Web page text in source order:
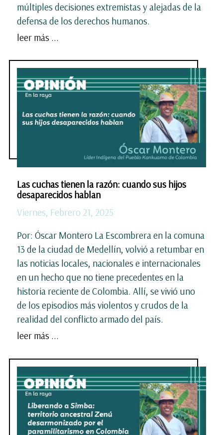
múltiples decisiones extremistas y alejadas de la
defensa de los derechos humanos.
leer más ...
Las cuchas tienen la razón: cuando sus hijos
desaparecidos hablan
Viernes, Febrero 21, 2025
Por: Óscar Montero La Escombrera en la comuna
13 de la ciudad de Medellín, volvió a retumbar en
las noticias locales, nacionales e internacionales
en un hecho que no tiene precedentes en la
historia reciente de Colombia. Allí, se vivió uno
de los episodios más violentos y crudos de la
realidad del conflicto armado del país.
leer más ...